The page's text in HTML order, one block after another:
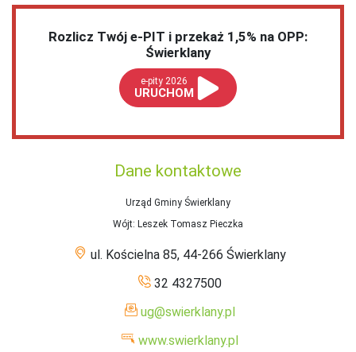
Rozlicz Twój e-PIT i przekaż 1,5% na OPP:
Świerklany
e-pity 2026
URUCHOM
Dane kontaktowe
Urząd Gminy Świerklany
Wójt: Leszek Tomasz Pieczka
ul. Kościelna 85, 44-266 Świerklany
32 4327500
ug@swierklany.pl
www.swierklany.pl